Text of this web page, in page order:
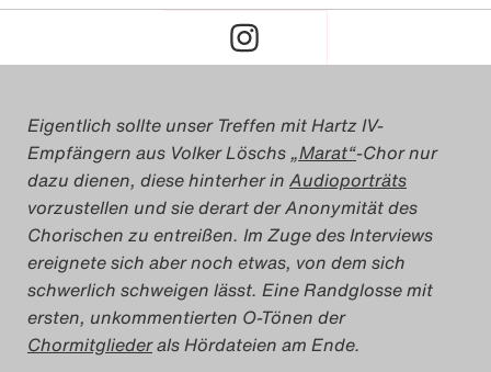
to
Open
Naviagtion
Das Theatertreffen-Blog
2011
Das Theatertreffen-Blog
2012
Das Theatertreffen-Blog
2013
Das Theatertreffen-Blog
Johannes Schneider
Eigentlich sollte unser Treffen mit Hartz IV-
Empfängern aus Volker Löschs„Marat“-Chor nur
dazu dienen, diese hinterher in Audioporträts
vorzustellen und sie derart der Anonymität des
Chorischen zu entreißen. Im Zuge des Interviews
ereignete sich aber noch etwas, von dem sich
schwerlich schweigen lässt. Eine Randglosse mit
ersten, unkommentierten O-Tönen der
Chormitgliederals Hördateien am Ende.